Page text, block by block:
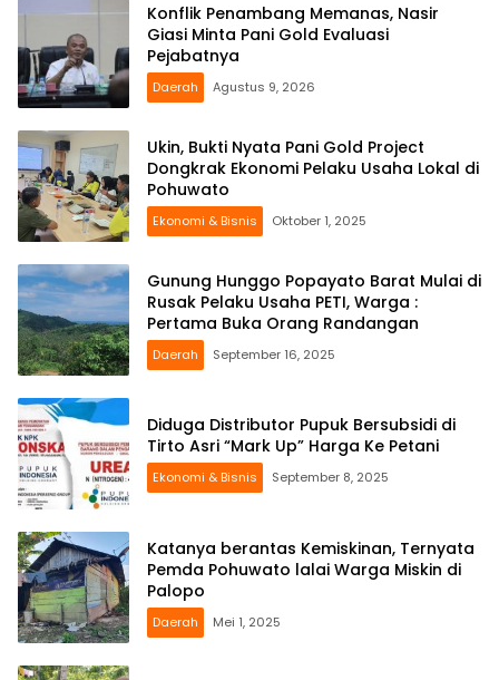
Konflik Penambang Memanas, Nasir
Giasi Minta Pani Gold Evaluasi
Pejabatnya
Daerah Agustus 9, 2026
Ukin, Bukti Nyata Pani Gold Project
Dongkrak Ekonomi Pelaku Usaha Lokal di
Pohuwato
Ekonomi & Bisnis Oktober 1, 2025
Gunung Hunggo Popayato Barat Mulai di
Rusak Pelaku Usaha PETI, Warga :
Pertama Buka Orang Randangan
Daerah September 16, 2025
Diduga Distributor Pupuk Bersubsidi di
Tirto Asri “Mark Up” Harga Ke Petani
Ekonomi & Bisnis September 8, 2025
Katanya berantas Kemiskinan, Ternyata
Pemda Pohuwato lalai Warga Miskin di
Palopo
Daerah Mei 1, 2025